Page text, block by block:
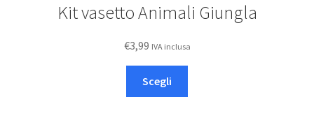
Kit vasetto Animali Giungla
€3,99 IVA inclusa
Scegli